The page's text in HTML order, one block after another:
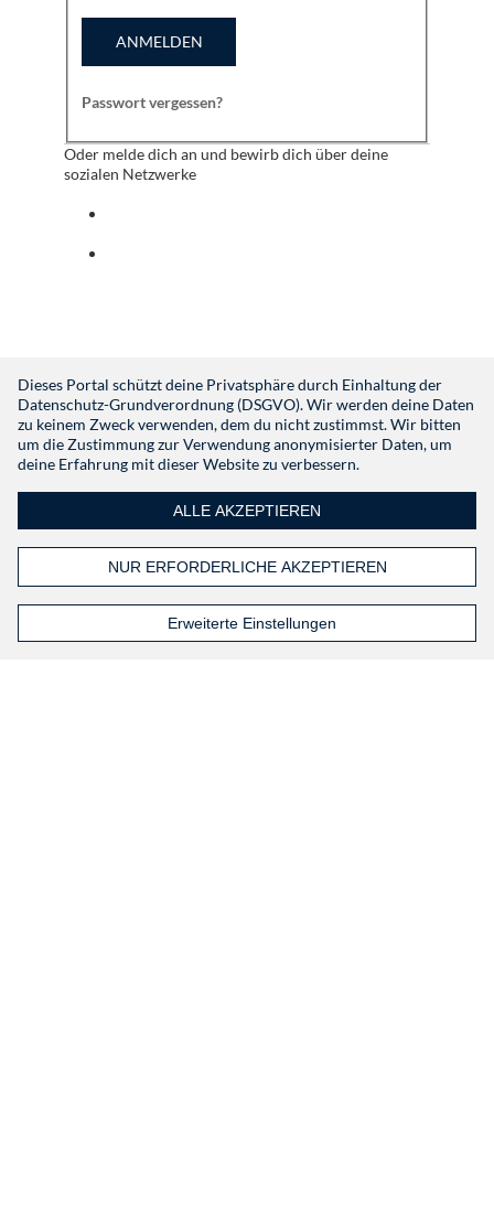
Dieses Portal schützt deine Privatsphäre durch Einhaltung der
Datenschutz-Grundverordnung (DSGVO). Wir werden deine Daten
zu keinem Zweck verwenden, dem du nicht zustimmst. Wir bitten
um die Zustimmung zur Verwendung anonymisierter Daten, um
deine Erfahrung mit dieser Website zu verbessern.
ALLE AKZEPTIEREN
NUR ERFORDERLICHE AKZEPTIEREN
Erweiterte Einstellungen
ANMELDEN
Passwort vergessen?
Oder melde dich an und bewirb dich über deine
sozialen Netzwerke
Du hast noch kein Konto?Registrieren